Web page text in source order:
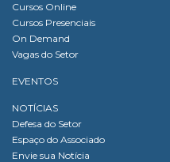
Cursos Online
Cursos Presenciais
On Demand
Vagas do Setor
EVENTOS
NOTÍCIAS
Defesa do Setor
Espaço do Associado
Envie sua Notícia